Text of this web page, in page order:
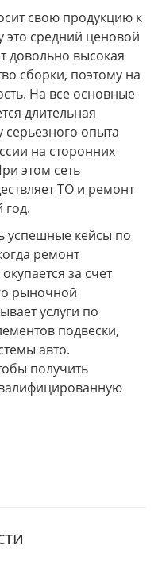
свою продукцию к
это средний ценовой
довольно высокая
сборки, поэтому на
На все основные
длительная
опыта
на сторонних
этом сеть
ТО и ремонт
кейсы по
ремонт
за счет
рыночной
услуги по
подвески,
авто.
получить